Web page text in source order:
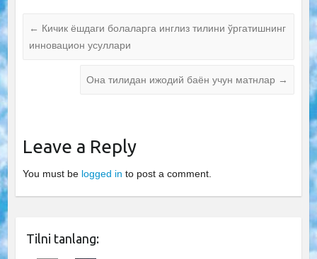
← Кичик ёшдаги болаларга инглиз тилини ўргатишнинг
инновацион усуллари
Она тилидан ижодий баён учун матнлар →
Leave a Reply
You must be logged in to post a comment.
Tilni tanlang: